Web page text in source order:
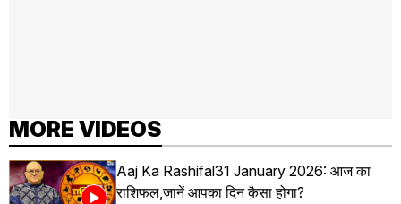
MORE VIDEOS
Aaj Ka Rashifal31 January 2026: आज का
राशिफल,जानें आपका दिन कैसा होगा?